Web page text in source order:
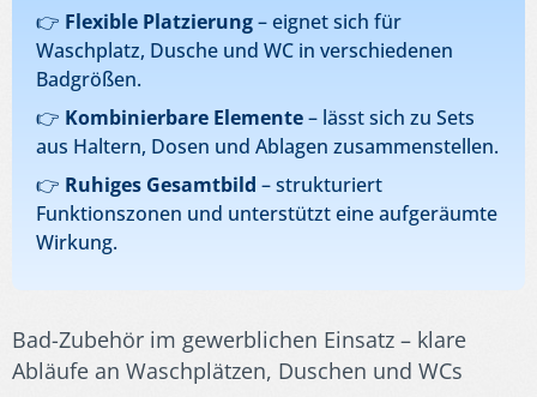
👉 Flexible Platzierung– eignet sich für
Waschplatz, Dusche und WC in verschiedenen
Badgrößen.
👉 Kombinierbare Elemente– lässt sich zu Sets
aus Haltern, Dosen und Ablagen zusammenstellen.
👉 Ruhiges Gesamtbild – strukturiert
Funktionszonen und unterstützt eine aufgeräumte
Wirkung.
Bad-Zubehör im gewerblichen Einsatz – klare
Abläufe an Waschplätzen, Duschen und WCs